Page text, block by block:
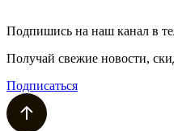
Подпишись на наш канал в
Получай свежие новости,
Подписаться